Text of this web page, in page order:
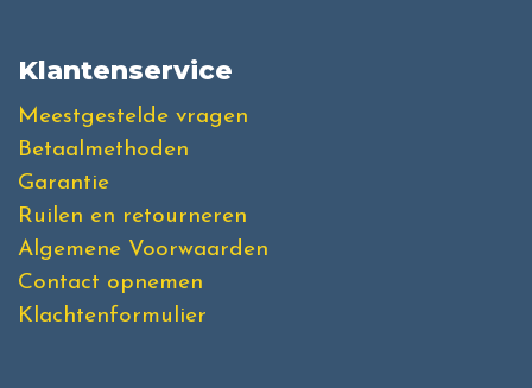
Klantenservice
Meestgestelde vragen
Betaalmethoden
Garantie
Ruilen en retourneren
Algemene Voorwaarden
Contact opnemen
Klachtenformulier